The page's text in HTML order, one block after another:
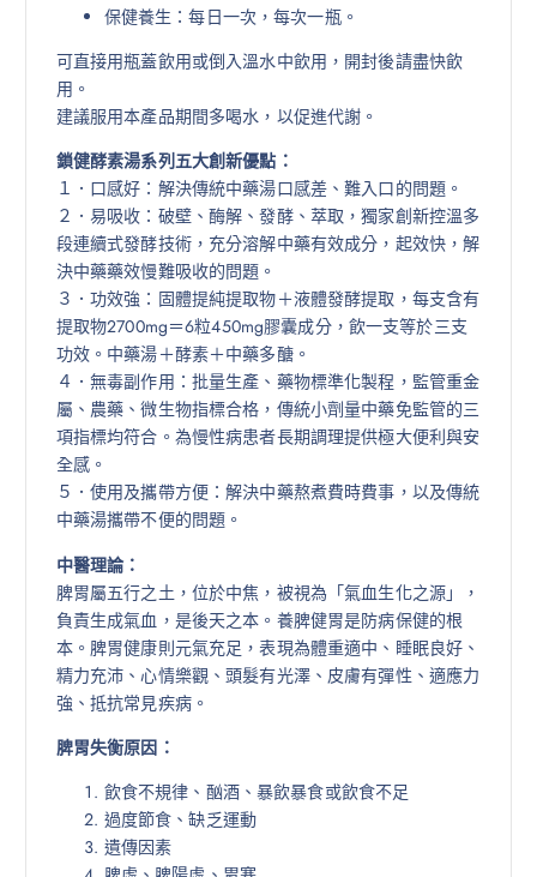
保健養生：每日一次，每次一瓶。
可直接用瓶蓋飲用或倒入溫水中飲用，開封後請盡快飲
用。
建議服用本產品期間多喝水，以促進代謝。
鎖健酵素湯系列五大創新優點：
１．口感好：解決傳統中藥湯口感差、難入口的問題。
２．易吸收：破壁、酶解、發酵、萃取，獨家創新控溫多
段連續式發酵技術，充分溶解中藥有效成分，起效快，解
決中藥藥效慢難吸收的問題。
３．功效強：固體提純提取物＋液體發酵提取，每支含有
提取物2700mg＝6粒450mg膠囊成分，飲一支等於三支
功效。中藥湯＋酵素＋中藥多醣。
４．無毒副作用：批量生產、藥物標準化製程，監管重金
屬、農藥、微生物指標合格，傳統小劑量中藥免監管的三
項指標均符合。為慢性病患者長期調理提供極大便利與安
全感。
５．使用及攜帶方便：解決中藥熬煮費時費事，以及傳統
中藥湯攜帶不便的問題。
中醫理論：
脾胃屬五行之土，位於中焦，被視為「氣血生化之源」，
負責生成氣血，是後天之本。養脾健胃是防病保健的根
本。脾胃健康則元氣充足，表現為體重適中、睡眠良好、
精力充沛、心情樂觀、頭髮有光澤、皮膚有彈性、適應力
強、抵抗常見疾病。
脾胃失衡原因：
飲食不規律、酗酒、暴飲暴食或飲食不足
過度節食、缺乏運動
遺傳因素